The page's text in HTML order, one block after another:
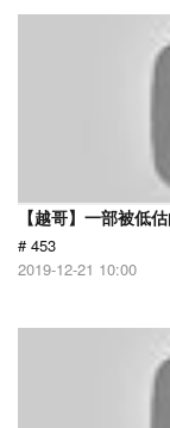
【越哥】一部被低
# 453
2019-12-21 10:00